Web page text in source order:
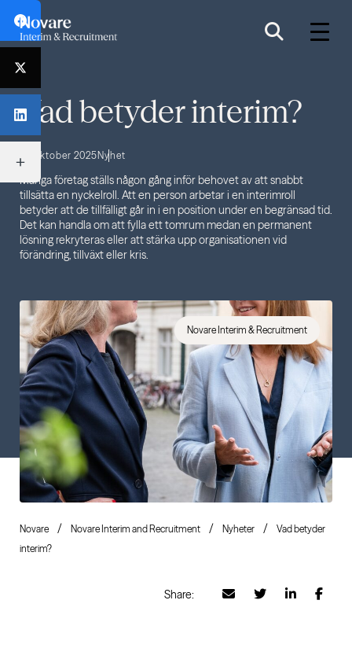
Vad betyder interim?
23 oktober 2025Nyhet
Många företag ställs någon gång inför behovet av att snabbt
tillsätta en nyckelroll. Att en person arbetar i en interimroll
betyder att de tillfälligt går in i en position under en begränsad tid.
Det kan handla om att fylla ett tomrum medan en permanent
lösning rekryteras eller att stärka upp organisationen vid
förändring, tillväxt eller kris.
Novare Interim & Recruitment
Novare Novare Interim and Recruitment Nyheter
Vad betyder
interim?
Share: